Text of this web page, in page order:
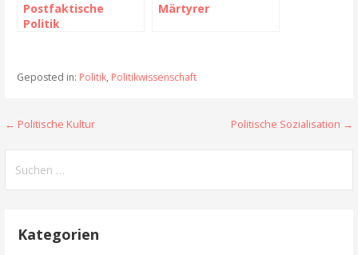
Postfaktische
Politik
Märtyrer
Geposted in: Politik, Politikwissenschaft
B
e
← Politische Kultur Politische Sozialisation →
Kategorien